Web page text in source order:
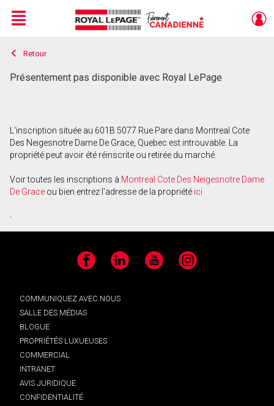
Live
En Direct
Menu
Retour
Présentement pas disponible avec Royal LePage
L'inscription située au 601B 5077 Rue Pare dans Montreal Cote
Des Neigesnotre Dame De Grace, Quebec est introuvable. La
propriété peut avoir été réinscrite ou retirée du marché.
Voir toutes les inscriptions à Montreal Cote Des Neigesnotre Dame
De Grace ou bien entrez l'adresse de la propriété ici
.
Facebook LinkedIn YouTube Instagram
COMMUNIQUEZ AVEC NOUS
SALLE DES MÉDIAS
BLOGUE
PROPRIÉTÉS LUXUEUSES
COMMERCIAL
INTRANET
AVIS JURIDIQUE
CONFIDENTIALITÉ